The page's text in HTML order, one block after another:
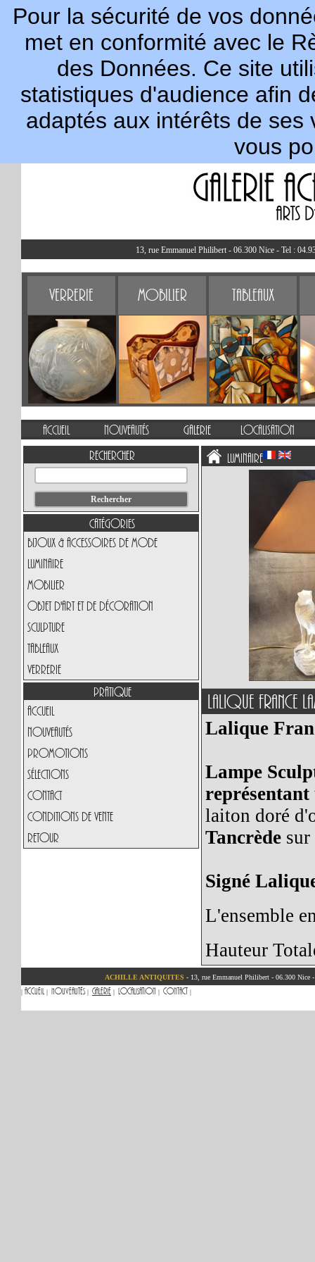
Pour la sécurité de vos
met en conformité avec le
des Données. Ce site
statistiques d'audience afin
adaptés aux intérêts de
vous
13, rue Emmanuel Philibert - 06.300 Nice - Tel :
Verrerie Mobilier Tableaux
Accueil Nouveautés Galerie
Localisation
Rechercher
Catégories
Bijoux & Accessoires de Mode
Luminaire
Mobilier
Objet d'art et de Décoration
Sculpture
Tableaux
Verrerie
Pratique
Accueil
Nouveautés
Promotions
Sélections
Contact
Conditions de vente
Retour
Luminaire
Lalique France
Lalique
Lampe
laiton doré
Tancrède
Signé
L'ensemble
Hauteur
ACHILLE ANTIQUITES - 13, rue Emmanuel Philibert - 06.300
| Accueil | Nouveautés| Galerie | Localisation | Contact |